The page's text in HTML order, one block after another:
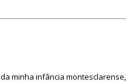
minha infância